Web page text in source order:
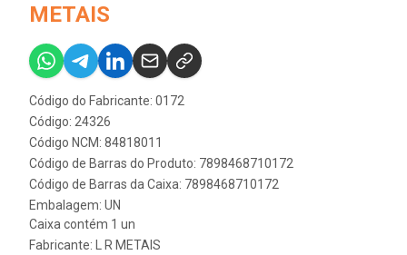
METAIS
Código do Fabricante: 0172
Código: 24326
Código NCM: 84818011
Código de Barras do Produto: 7898468710172
Código de Barras da Caixa: 7898468710172
Embalagem: UN
Caixa contém 1 un
Fabricante:
L R METAIS